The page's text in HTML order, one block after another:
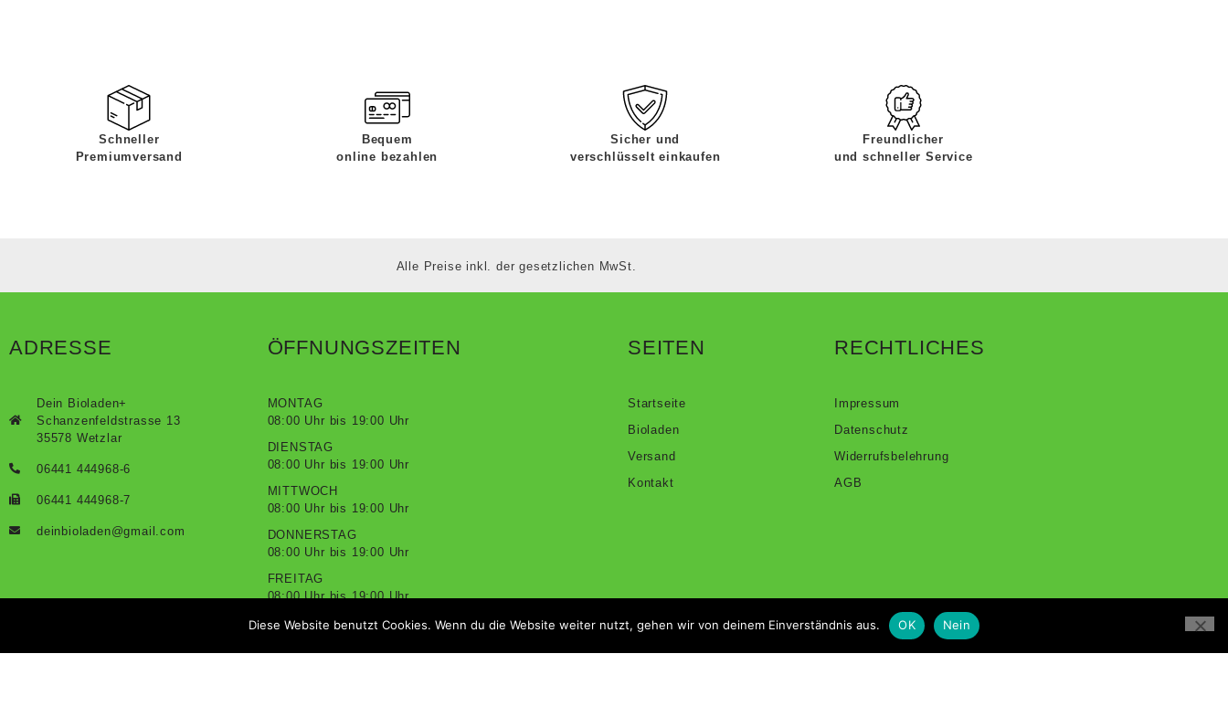
Schneller
Premiumversand
Bequem
online bezahlen
Sicher und
verschlüsselt einkaufen
Freundlicher
und schneller Service
Alle Preise inkl. der gesetzlichen MwSt.
ADRESSE
Dein Bioladen+
Schanzenfeldstrasse 13
35578 Wetzlar
06441 444968-6
06441 444968-7
deinbioladen@gmail.com
ÖFFNUNGSZEITEN
MONTAG
08:00 Uhr bis 19:00 Uhr
DIENSTAG
08:00 Uhr bis 19:00 Uhr
MITTWOCH
08:00 Uhr bis 19:00 Uhr
DONNERSTAG
08:00 Uhr bis 19:00 Uhr
FREITAG
08:00 Uhr bis 19:00 Uhr
SAMSTAG
SEITEN
Startseite
Bioladen
Versand
Kontakt
RECHTLICHES
Impressum
Datenschutz
Widerrufsbelehrung
AGB
Diese Website benutzt Cookies. Wenn du die Website weiter nutzt, gehen wir von deinem Einverständnis aus. OK Nein